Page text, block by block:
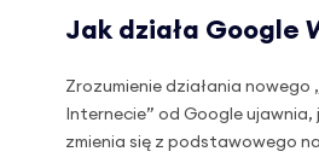
Jak działa Google
Zrozumienie działania nowego
Internecie” od Google ujawnia,
zmienia się z podstawowego